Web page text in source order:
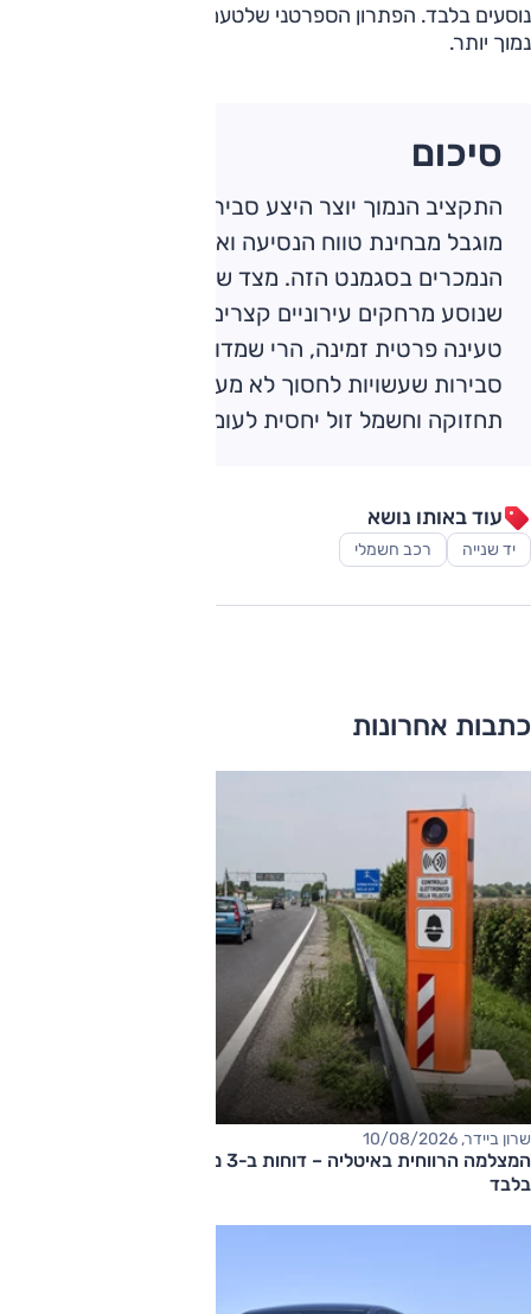
נוסעים בלבד. הפתרון הספרטני שלטעמנו צריך להיות מתומחר
נמוך יותר.
סיכום
התקציב הנמוך יוצר היצע סביר אך כצפוי מעט
מוגבל מבחינת טווח הנסיעה ואיכות הרכבים
הנמכרים בסגמנט הזה. מצד שני, אם מדובר ברכב
שנוסע מרחקים עירוניים קצרים ויש לכם עמדת
טעינה פרטית זמינה, הרי שמדובר כאן באפשריות
סבירות שעשויות לחסוך לא מעט בהיבט של
תחזוקה וחשמל זול יחסית לעומת דלק.
עוד באותו נושא
יד שנייה רכב חשמלי
כתבות אחרונות
שרון ביידר, 10/08/2026
בלבד